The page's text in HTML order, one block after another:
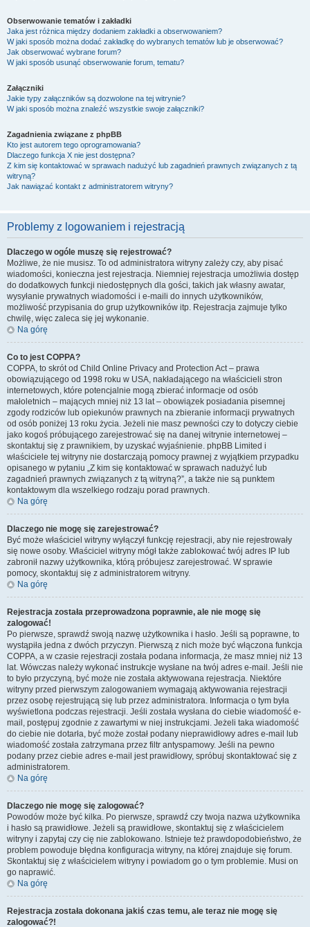
Obserwowanie tematów i zakładki
Jaka jest różnica między dodaniem zakładki a obserwowaniem?
W jaki sposób można dodać zakładkę do wybranych tematów lub je obserwować?
Jak obserwować wybrane forum?
W jaki sposób usunąć obserwowanie forum, tematu?
Załączniki
Jakie typy załączników są dozwolone na tej witrynie?
W jaki sposób można znaleźć wszystkie swoje załączniki?
Zagadnienia związane z phpBB
Kto jest autorem tego oprogramowania?
Dlaczego funkcja X nie jest dostępna?
Z kim się kontaktować w sprawach nadużyć lub zagadnień prawnych związanych z tą
witryną?
Jak nawiązać kontakt z administratorem witryny?
Problemy z logowaniem i rejestracją
Dlaczego w ogóle muszę się rejestrować?
Możliwe, że nie musisz. To od administratora witryny zależy czy, aby pisać
wiadomości, konieczna jest rejestracja. Niemniej rejestracja umożliwia dostęp
do dodatkowych funkcji niedostępnych dla gości, takich jak własny awatar,
wysyłanie prywatnych wiadomości i e-maili do innych użytkowników,
możliwość przypisania do grup użytkowników itp. Rejestracja zajmuje tylko
chwilę, więc zaleca się jej wykonanie.
Na górę
Co to jest COPPA?
COPPA, to skrót od Child Online Privacy and Protection Act – prawa
obowiązującego od 1998 roku w USA, nakładającego na właścicieli stron
internetowych, które potencjalnie mogą zbierać informacje od osób
małoletnich – mających mniej niż 13 lat – obowiązek posiadania pisemnej
zgody rodziców lub opiekunów prawnych na zbieranie informacji prywatnych
od osób poniżej 13 roku życia. Jeżeli nie masz pewności czy to dotyczy ciebie
jako kogoś próbującego zarejestrować się na danej witrynie internetowej –
skontaktuj się z prawnikiem, by uzyskać wyjaśnienie. phpBB Limited i
właściciele tej witryny nie dostarczają pomocy prawnej z wyjątkiem przypadku
opisanego w pytaniu „Z kim się kontaktować w sprawach nadużyć lub
zagadnień prawnych związanych z tą witryną?”, a także nie są punktem
kontaktowym dla wszelkiego rodzaju porad prawnych.
Na górę
Dlaczego nie mogę się zarejestrować?
Być może właściciel witryny wyłączył funkcję rejestracji, aby nie rejestrowały
się nowe osoby. Właściciel witryny mógł także zablokować twój adres IP lub
zabronił nazwy użytkownika, którą próbujesz zarejestrować. W sprawie
pomocy, skontaktuj się z administratorem witryny.
Na górę
Rejestracja została przeprowadzona poprawnie, ale nie mogę się
zalogować!
Po pierwsze, sprawdź swoją nazwę użytkownika i hasło. Jeśli są poprawne, to
wystąpiła jedna z dwóch przyczyn. Pierwszą z nich może być włączona funkcja
COPPA, a w czasie rejestracji została podana informacja, że masz mniej niż 13
lat. Wówczas należy wykonać instrukcje wysłane na twój adres e-mail. Jeśli nie
to było przyczyną, być może nie została aktywowana rejestracja. Niektóre
witryny przed pierwszym zalogowaniem wymagają aktywowania rejestracji
przez osobę rejestrującą się lub przez administratora. Informacja o tym była
wyświetlona podczas rejestracji. Jeśli została wysłana do ciebie wiadomość e-
mail, postępuj zgodnie z zawartymi w niej instrukcjami. Jeżeli taka wiadomość
do ciebie nie dotarła, być może został podany nieprawidłowy adres e-mail lub
wiadomość została zatrzymana przez filtr antyspamowy. Jeśli na pewno
podany przez ciebie adres e-mail jest prawidłowy, spróbuj skontaktować się z
administratorem.
Na górę
Dlaczego nie mogę się zalogować?
Powodów może być kilka. Po pierwsze, sprawdź czy twoja nazwa użytkownika
i hasło są prawidłowe. Jeżeli są prawidłowe, skontaktuj się z właścicielem
witryny i zapytaj czy cię nie zablokowano. Istnieje też prawdopodobieństwo, że
problem powoduje błędna konfiguracja witryny, na której znajduje się forum.
Skontaktuj się z właścicielem witryny i powiadom go o tym problemie. Musi on
go naprawić.
Na górę
Rejestracja została dokonana jakiś czas temu, ale teraz nie mogę się
zalogować?!